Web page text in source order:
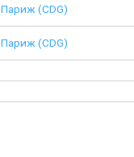
Париж (CDG)
Париж (CDG)